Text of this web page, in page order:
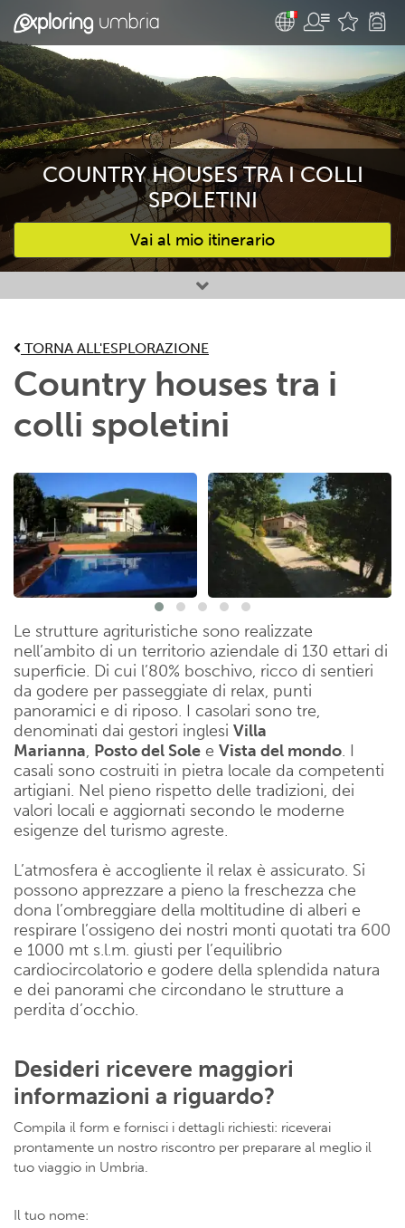
COUNTRY HOUSES TRA I COLLI
SPOLETINI
Vai al mio itinerario
Attività preferite
TORNA ALL'ESPLORAZIONE
Country houses tra i
colli spoletini
Le strutture agrituristiche sono realizzate
nell’ambito di un territorio aziendale di 130 ettari di
superficie. Di cui l’80% boschivo, ricco di sentieri
da godere per passeggiate di relax, punti
panoramici e di riposo. I casolari sono tre,
denominati dai gestori inglesi Villa
Marianna, Posto del Sole e Vista del mondo. I
casali sono costruiti in pietra locale da competenti
artigiani. Nel pieno rispetto delle tradizioni, dei
valori locali e aggiornati secondo le moderne
esigenze del turismo agreste.
L’atmosfera è accogliente il relax è assicurato. Si
possono apprezzare a pieno la freschezza che
dona l’ombreggiare della moltitudine di alberi e
respirare l’ossigeno dei nostri monti quotati tra 600
e 1000 mt s.l.m. giusti per l’equilibrio
cardiocircolatorio e godere della splendida natura
e dei panorami che circondano le strutture a
perdita d’occhio.
Desideri ricevere maggiori
informazioni a riguardo?
Compila il form e fornisci i dettagli richiesti: riceverai
prontamente un nostro riscontro per preparare al meglio il
tuo viaggio in Umbria.
Il tuo nome: